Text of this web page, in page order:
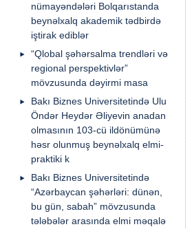
nümayəndələri Bolqarıstanda
beynəlxalq akademik tədbirdə
iştirak ediblər
“Qlobal şəhərsalma trendləri və
regional perspektivlər”
mövzusunda dəyirmi masa
Bakı Biznes Universitetində Ulu
Öndər Heydər Əliyevin anadan
olmasının 103-cü ildönümünə
həsr olunmuş beynəlxalq elmi-
praktiki k
Bakı Biznes Universitetində
“Azərbaycan şəhərləri: dünən,
bu gün, sabah” mövzusunda
tələbələr arasında elmi məqalə